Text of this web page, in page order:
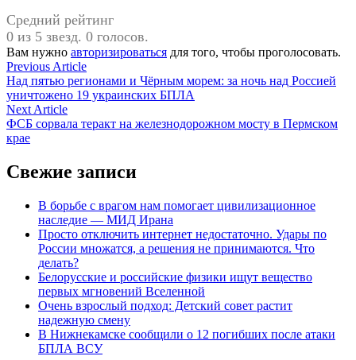
Средний рейтинг
0 из 5 звезд. 0 голосов.
Вам нужно авторизироваться для того, чтобы проголосовать.
Навигация
по
записям
Previous ArticlePrevious
article:
Над пятью регионами и Чёрным морем: за ночь над Россией
уничтожено 19 украинских БПЛА
Next ArticleNext
article:
ФСБ сорвала теракт на железнодорожном мосту в Пермском
крае
Свежие записи
В борьбе с врагом нам помогает цивилизационное
наследие — МИД Ирана
Просто отключить интернет недостаточно. Удары по
России множатся, а решения не принимаются. Что
делать?
Белорусские и российские физики ищут вещество
первых мгновений Вселенной
Очень взрослый подход: Детский совет растит
надежную смену
В Нижнекамске сообщили о 12 погибших после атаки
БПЛА ВСУ